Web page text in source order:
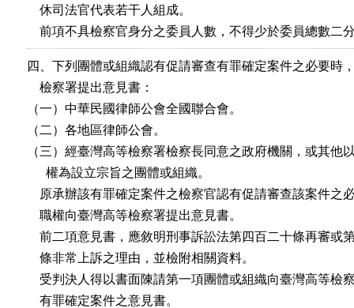
    休司法官代表若干人組成。
前項不具檢察官身分之委員人數，不得少於委員總數二
四、下列團體或組織認有促請審查有罪確定案件之必要時
    檢察署提出意見書：
（一）中華民國律師公會全國聯合會。
（二）各地區律師公會。
（三）經臺灣高等檢察署檢察長同意之政府機關，或其他
      權為設立宗旨之團體或組織。
原承辦該有罪確定案件之檢察官認有促請審查該案件之
    職權向臺灣高等檢察署提出意見書。
前二項意見書，應敘明刑事訴訟法第四百二十條再審或
    條非常上訴之理由，並檢附相關資料。
受判決人得以書面陳請第一項團體或組織向臺灣高等檢
    有罪確定案件之意見書。